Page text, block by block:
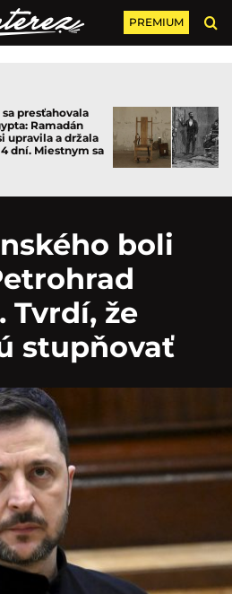
PREMIUM
presťahovala
Ramadán
upravila a držala
dní. Miestnym sa
boli
Tvrdí, že
stupňovať